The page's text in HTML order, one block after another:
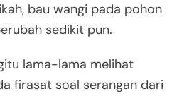
bau wangi pada pohon
sedikit pun.
lama-lama melihat
firasat soal serangan dari